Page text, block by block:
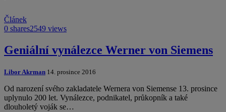
Článek
0 shares2549 views
Geniální vynálezce Werner von Siemens
Libor Akrman 14. prosince 2016
Od narození svého zakladatele Wernera von Siemense 13. prosince
uplynulo 200 let. Vynálezce, podnikatel, průkopník a také
dlouholetý voják se…